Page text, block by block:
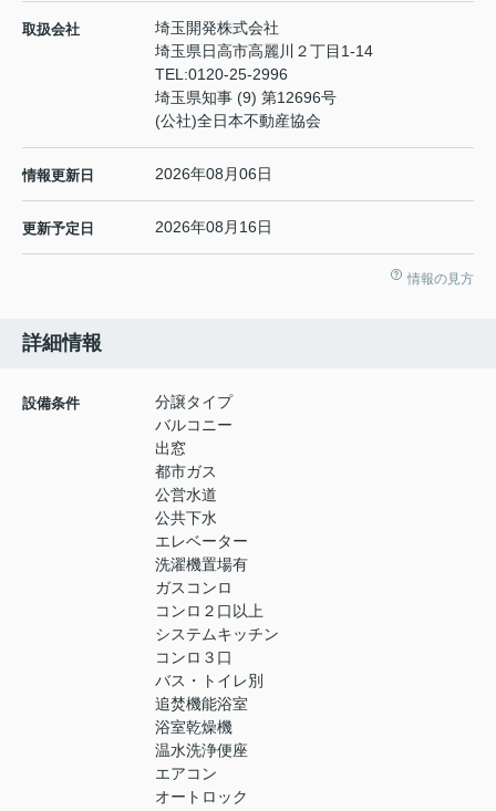
取扱会社
埼玉開発株式会社
埼玉県日高市高麗川２丁目1-14
TEL:0120-25-2996
埼玉県知事 (9) 第12696号
(公社)全日本不動産協会
情報更新日 2026年08月06日
更新予定日 2026年08月16日
情報の見方
詳細情報
設備条件
分譲タイプ
バルコニー
出窓
都市ガス
公営水道
公共下水
エレベーター
洗濯機置場有
ガスコンロ
コンロ２口以上
システムキッチン
コンロ３口
バス・トイレ別
追焚機能浴室
浴室乾燥機
温水洗浄便座
エアコン
オートロック